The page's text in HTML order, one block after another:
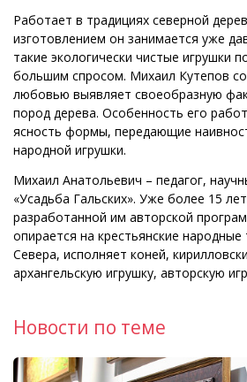
Работает в традициях северной
изготовлением он занимается уже
такие экологически чистые игрушки
большим спросом. Михаил Кутепов
любовью выявляет своеобразную
пород дерева. Особенность его
ясность формы, передающие
народной игрушки.
Михаил Анатольевич – педагог,
«Усадьба Гальских». Уже более 15
разработанной им авторской
опирается на крестьянские народные
Севера, исполняет коней,
архангельскую игрушку, авторскую
Новости по теме